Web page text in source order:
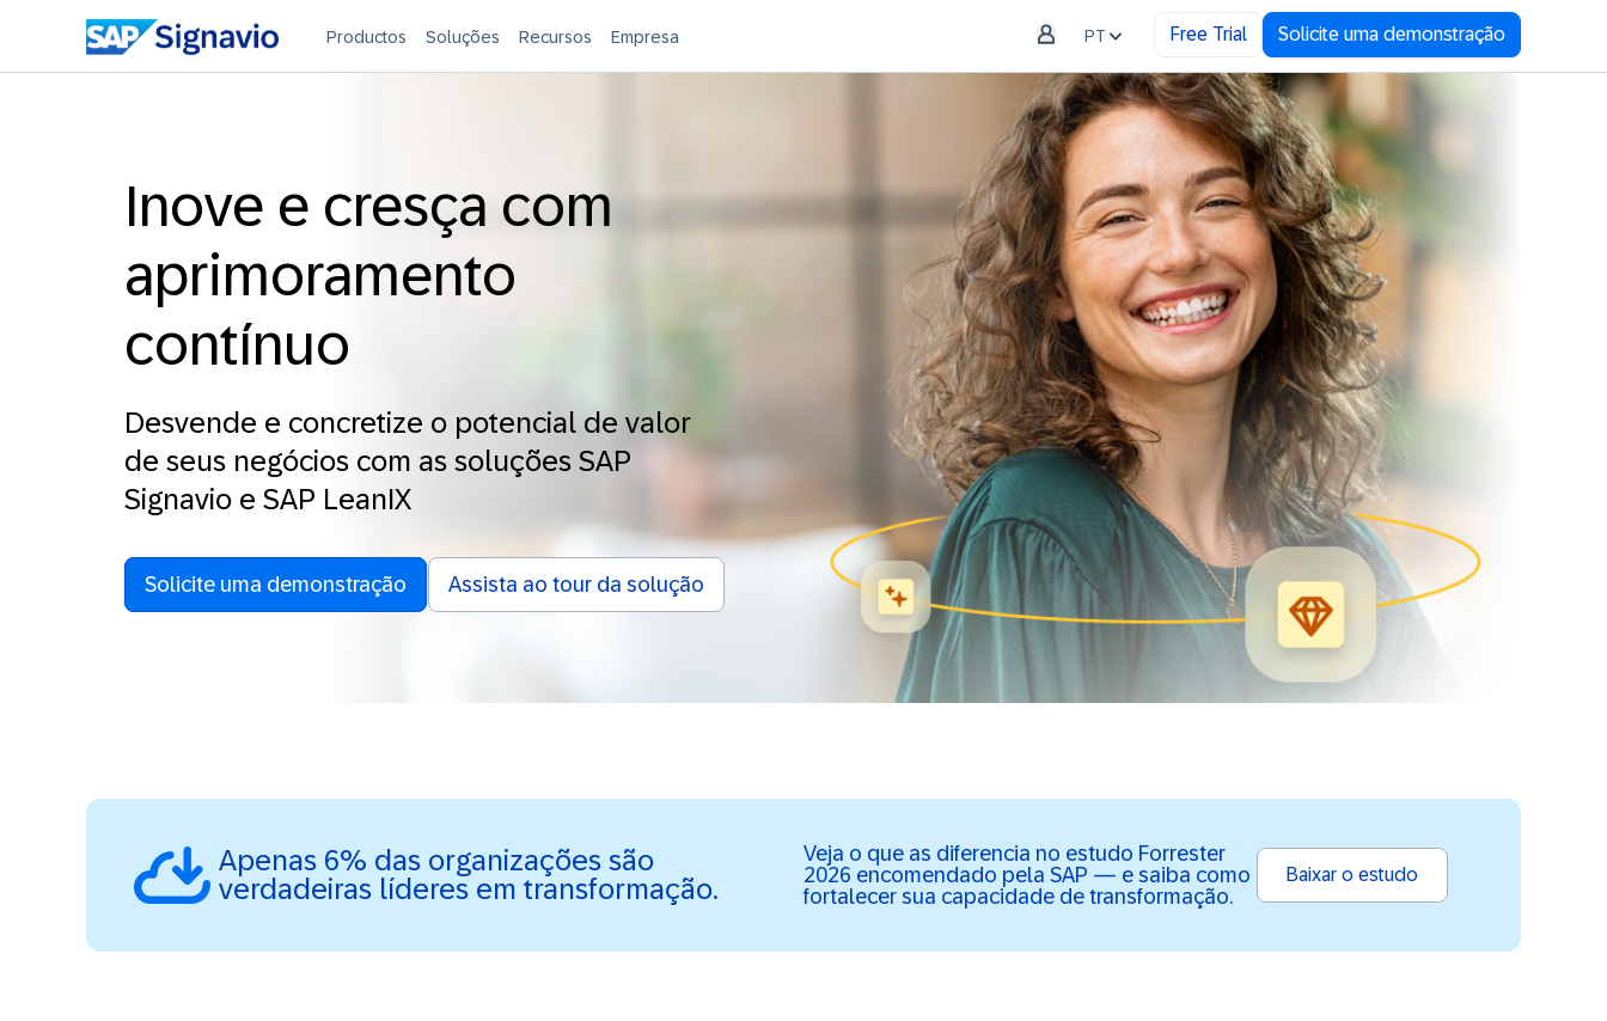
Productos Soluções Recursos Empresa PT Free Trial Solicite uma demonstração
Inove e cresça com
aprimoramento
contínuo
Desvende e concretize o potencial de valor
de seus negócios com as soluções SAP
Signavio e SAP LeanIX
Solicite uma demonstração Assista ao tour da solução
Apenas 6% das organizações são
verdadeiras líderes em transformação.
Veja o que as diferencia no estudo Forrester
2026 encomendado pela SAP — e saiba como
fortalecer sua capacidade de transformação.
Baixar o estudo